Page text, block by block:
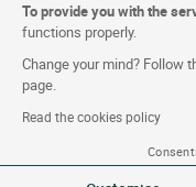
To provide you with the
functions properly.
Change your mind? Follow
page.
Read the cookies policy
Facebook
Linkedin